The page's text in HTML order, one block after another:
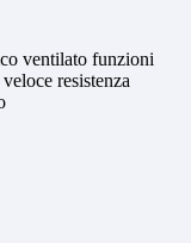
ventilato funzioni
resistenza